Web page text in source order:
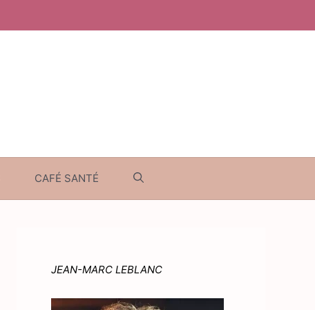
CAFÉ SANTÉ
JEAN-MARC LEBLANC